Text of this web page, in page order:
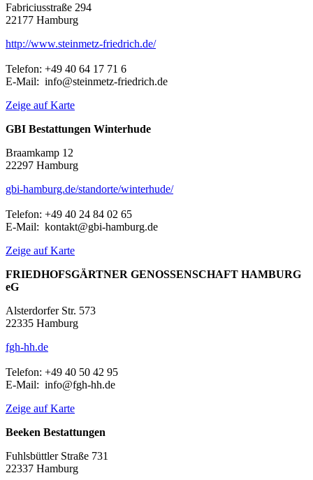
Fabriciusstraße 294
22177 Hamburg
http://www.steinmetz-friedrich.de/
Telefon: +49 40 64 17 71 6
E-Mail: info@steinmetz-friedrich.de
Zeige auf Karte
GBI Bestattungen Winterhude
Braamkamp 12
22297 Hamburg
gbi-hamburg.de/standorte/winterhude/
Telefon: +49 40 24 84 02 65
E-Mail: kontakt@gbi-hamburg.de
Zeige auf Karte
FRIEDHOFSGÄRTNER GENOSSENSCHAFT HAMBURG
eG
Alsterdorfer Str. 573
22335 Hamburg
fgh-hh.de
Telefon: +49 40 50 42 95
E-Mail: info@fgh-hh.de
Zeige auf Karte
Beeken Bestattungen
Fuhlsbüttler Straße 731
22337 Hamburg